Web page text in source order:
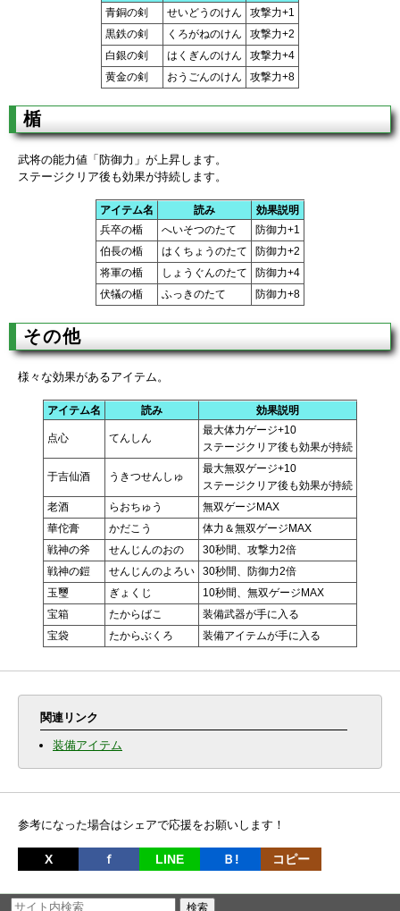
青銅の剣
せいどうのけん
攻撃力+1
黒鉄の剣
くろがねのけん
攻撃力+2
白銀の剣
はくぎんのけん
攻撃力+4
黄金の剣
おうごんのけん 攻撃力+8
楯
武将の能力値「防御力」が上昇します。
ステージクリア後も効果が持続します。
アイテム名 読み
効果説明
兵卒の楯
へいそつのたて
防御力+1
伯長の楯
はくちょうのたて
防御力+2
将軍の楯
しょうぐんのたて
防御力+4
伏犠の楯
ふっきのたて 防御力+8
その他
様々な効果があるアイテム。
アイテム名 読み 効果説明
点心 てんしん
最大体力ゲージ+10
ステージクリア後も効果が持続
于吉仙酒 うきつせんしゅ
最大無双ゲージ+10
ステージクリア後も効果が持続
老酒
らおちゅう
無双ゲージMAX
華佗膏
かだこう
体力＆無双ゲージMAX
戦神の斧
せんじんのおの
30秒間、攻撃力2倍
戦神の鎧
せんじんのよろい
30秒間、防御力2倍
玉璽
ぎょくじ
10秒間、無双ゲージMAX
宝箱
たからばこ
装備武器が手に入る
宝袋
たからぶくろ 装備アイテムが手に入る
関連リンク
装備アイテム
参考になった場合はシェアで応援をお願いします！
X ｆ LINE Ｂ! コピー